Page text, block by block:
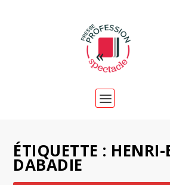
ÉTIQUETTE : HENRI-
DABADIE